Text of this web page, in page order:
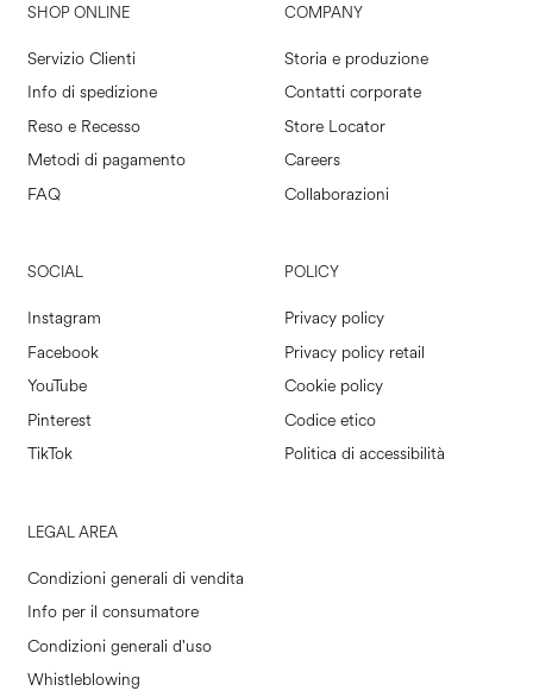
SHOP ONLINE
Servizio Clienti
Info di spedizione
Reso e Recesso
Metodi di pagamento
FAQ
COMPANY
Storia e produzione
Contatti corporate
Store Locator
Careers
Collaborazioni
SOCIAL
Instagram
Facebook
YouTube
Pinterest
TikTok
POLICY
Privacy policy
Privacy policy retail
Cookie policy
Codice etico
Politica di accessibilità
LEGAL AREA
Condizioni generali di vendita
Info per il consumatore
Condizioni generali d'uso
Whistleblowing